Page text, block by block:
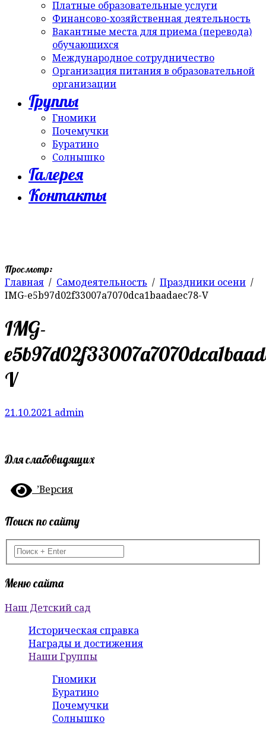
Платные образовательные услуги
Финансово-хозяйственная деятельность
Вакантные места для приема (перевода)
обучающихся
Международное сотрудничество
Организация питания в образовательной
организации
Группы
Гномики
Почемучки
Буратино
Солнышко
Галерея
Контакты
Просмотр:
Главная Самодеятельность
Праздники осени
IMG-e5b97d02f33007a7070dca1baadaec78-V
IMG-
V
21.10.2021 admin
Для слабовидящих
’Версия
Поиск по сайту
Меню сайта
Наш Детский сад
Историческая справка
Награды и достижения
Наши Группы
Гномики
Буратино
Почемучки
Солнышко